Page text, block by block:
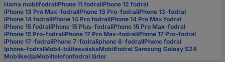
Hama mobilfodraliPhone 11 fodraliPhone 12 fodral
iPhone 13 Pro Max-fodraliPhone 13 Pro-fodraliPhone 13-fodral
iPhone 14 fodraliPhone 14 Pro fodraliPhone 14 Pro Max fodral
iPhone 15 fodraliPhone 15 Plus-fodraliPhone 15 Pro Max-fodral
iPhone 15 Pro-fodraliPhone 17 Pro Max-fodraliPhone 17 Pro-fodral
iPhone 17-fodraliPhone 7-fodraliphone 8-fodralIPhone fodral
Iphone-fodralMobil-bältesväskaMobilfodral Samsung Galaxy S24
MobilkedjaMobiltelefonfodral läder